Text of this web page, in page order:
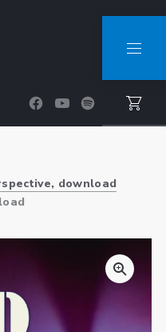
New Window
New Window
New Window
download